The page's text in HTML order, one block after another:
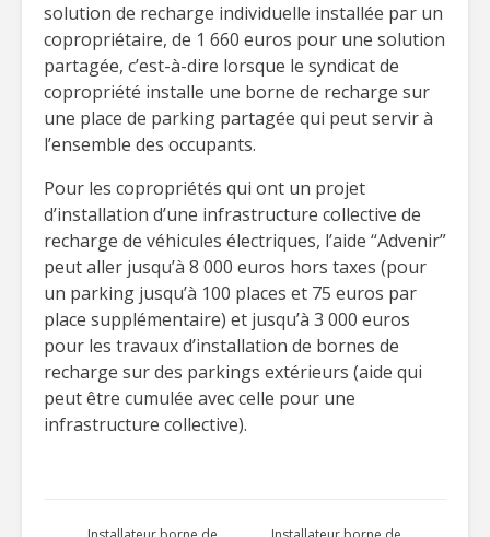
solution de recharge individuelle installée par un
copropriétaire, de 1 660 euros pour une solution
partagée, c’est-à-dire lorsque le syndicat de
copropriété installe une borne de recharge sur
une place de parking partagée qui peut servir à
l’ensemble des occupants.
Pour les copropriétés qui ont un projet
d’installation d’une infrastructure collective de
recharge de véhicules électriques, l’aide “Advenir”
peut aller jusqu’à 8 000 euros hors taxes (pour
un parking jusqu’à 100 places et 75 euros par
place supplémentaire) et jusqu’à 3 000 euros
pour les travaux d’installation de bornes de
recharge sur des parkings extérieurs (aide qui
peut être cumulée avec celle pour une
infrastructure collective).